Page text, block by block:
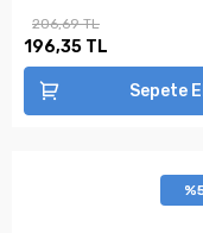
206,69 TL
196,35 TL
Sepete